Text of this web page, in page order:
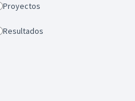
Proyectos
Resultados